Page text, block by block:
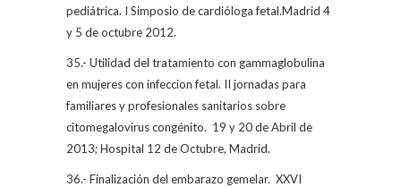
pediátrica. I Simposio de cardióloga fetal.Madrid 4
y 5 de octubre 2012.
35.- Utilidad del tratamiento con gammaglobulina
en mujeres con infeccion fetal. II jornadas para
familiares y profesionales sanitarios sobre
citomegalovirus congénito. 19 y 20 de Abril de
2013; Hospital 12 de Octubre, Madrid.
36.- Finalización del embarazo gemelar. XXVI